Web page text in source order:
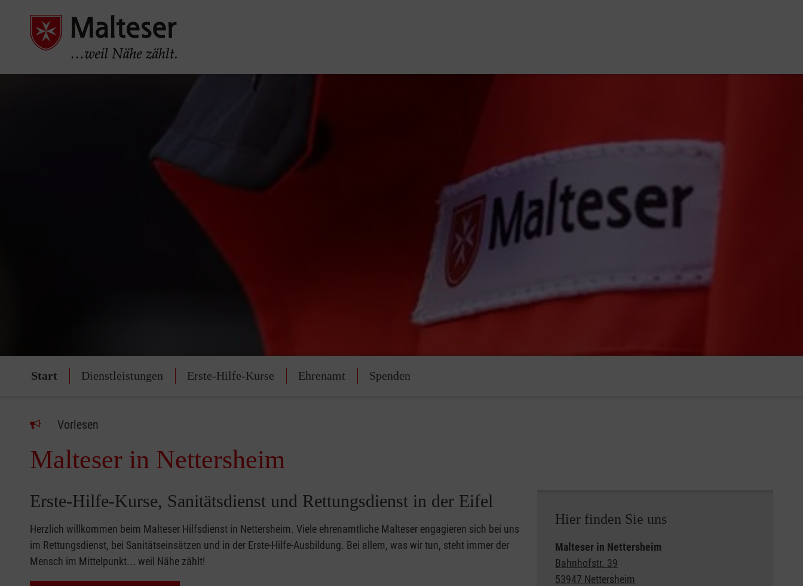
Start Dienstleistungen Erste-Hilfe-Kurse Ehrenamt Spenden
Vorlesen
Malteser in Nettersheim
Erste-Hilfe-Kurse, Sanitätsdienst und Rettungsdienst in der Eifel
Herzlich willkommen beim Malteser Hilfsdienst in Nettersheim. Viele ehrenamtliche Malteser engagieren sich bei uns
im Rettungsdienst, bei Sanitätseinsätzen und in der Erste-Hilfe-Ausbildung. Bei allem, was wir tun, steht immer der
Mensch im Mittelpunkt... weil Nähe zählt!
Hier finden Sie uns
Malteser in Nettersheim
Bahnhofstr. 39
53947 Nettersheim